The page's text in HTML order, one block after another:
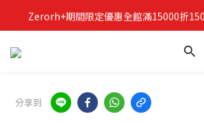
立即加入Zerorh+官網會員，獲
Zerorh+期間限定優惠全館滿15000折
立即加入Zerorh+官網會員，獲
分享到